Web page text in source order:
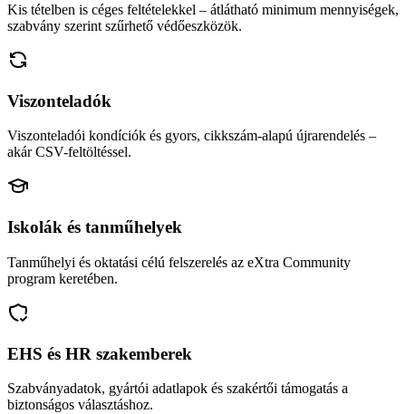
Kis tételben is céges feltételekkel – átlátható minimum mennyiségek,
szabvány szerint szűrhető védőeszközök.
Viszonteladók
Viszonteladói kondíciók és gyors, cikkszám-alapú újrarendelés –
akár CSV-feltöltéssel.
Iskolák és tanműhelyek
Tanműhelyi és oktatási célú felszerelés az eXtra Community
program keretében.
EHS és HR szakemberek
Szabványadatok, gyártói adatlapok és szakértői támogatás a
biztonságos választáshoz.